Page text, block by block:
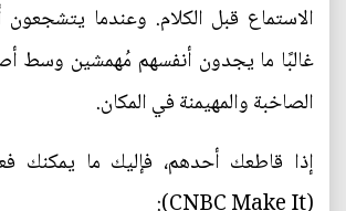
الاستماع قبل الكلام. وعندما يتشجعون
غالبًا ما يجدون أنفسهم مُهمشين وسط
الصاخبة والمهيمنة في المكان.
إذا قاطعك أحدهم، فإليك ما يمكنك